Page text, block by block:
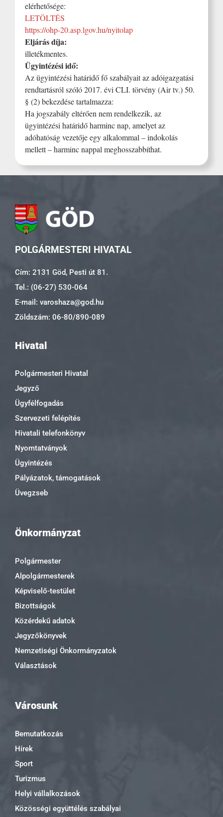
elérhetősége:
LETÖLTÉS
https://ohp-20.asp.lgov.hu/nyitolap
Eljárás díja:
illetékmentes.
Ügyintézési idő:
Az ügyintézési határidő fő szabályait az adóigazgatási
rendtartásról szóló 2017. évi CLI. törvény (Air tv.) 50.
§ (2) bekezdése tartalmazza:
Ha jogszabály eltérően nem rendelkezik, az
ügyintézési határidő harminc nap, amelyet az
adóhatóság vezetője egy alkalommal – indokolás
mellett – harminc nappal meghosszabbíthat.
POLGÁRMESTERI HIVATAL
Cím: 2131 Göd, Pesti út 81.
Tel.: (06-27) 530-064
E-mail: varoshaza@god.hu
Zöldszám: 06-80/890-089
Hivatal
Polgármesteri Hivatal
Jegyző
Ügyfélfogadás
Szervezeti felépítés
Hivatali telefonkönyv
Nyomtatványok
Ügyintézés
Pályázatok, támogatások
Üvegzseb
Önkormányzat
Polgármester
Alpolgármesterek
Képviselő-testület
Bizottságok
Közérdekű adatok
Jegyzőkönyvek
Nemzetiségi Önkormányzatok
Választások
Városunk
Bemutatkozás
Hírek
Sport
Turizmus
Helyi vállalkozások
Közösségi együttélés szabályai